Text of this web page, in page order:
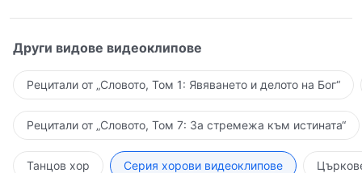
Други видове видеоклипове
Рецитали от „Словото, Том 1: Явяването и делото на Бог“
Рецитали от „Словото, Том 7: За стремежа към истината“
Танцов хор Серия хорови видеоклипове